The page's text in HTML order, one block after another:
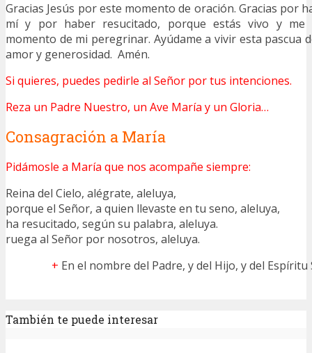
Gracias Jesús por este momento de oración. Gracias por
mí y por haber resucitado, porque estás vivo y me
momento de mi peregrinar. Ayúdame a vivir esta pascua
amor y generosidad. Amén.
Si quieres, puedes pedirle al Señor por tus intenciones.
Reza un Padre Nuestro, un Ave María y un Gloria…
Consagración a María
Pidámosle a María que nos acompañe siempre:
Reina del Cielo, alégrate, aleluya,
porque el Señor, a quien llevaste en tu seno, aleluya,
ha resucitado, según su palabra, aleluya.
ruega al Señor por nosotros, aleluya.
+ En el nombre del Padre, y del Hijo, y del Espíritu
También te puede interesar